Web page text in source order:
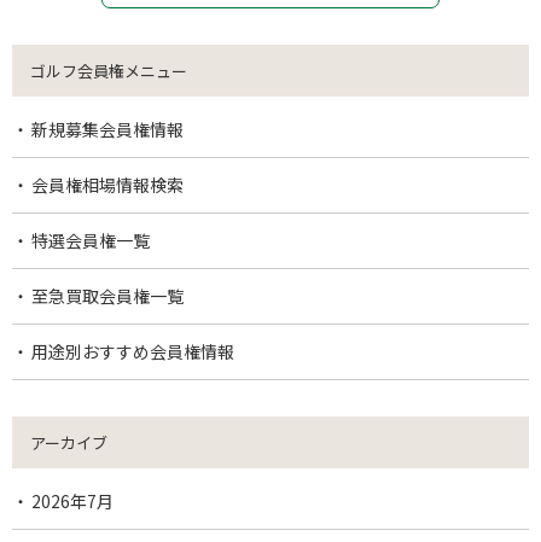
ゴルフ会員権メニュー
新規募集会員権情報
会員権相場情報検索
特選会員権一覧
至急買取会員権一覧
用途別おすすめ会員権情報
アーカイブ
2026年7月